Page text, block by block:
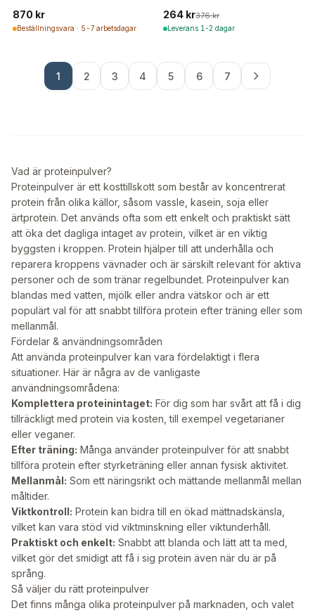
870 kr
Beställningsvara · 5-7 arbetsdagar
264 kr376 kr
Leverans 1-2 dagar
1 2 3 4 5 6 7
Vad är proteinpulver?
Proteinpulver är ett kosttillskott som består av koncentrerat
protein från olika källor, såsom vassle, kasein, soja eller
ärtprotein. Det används ofta som ett enkelt och praktiskt sätt
att öka det dagliga intaget av protein, vilket är en viktig
byggsten i kroppen. Protein hjälper till att underhålla och
reparera kroppens vävnader och är särskilt relevant för aktiva
personer och de som tränar regelbundet. Proteinpulver kan
blandas med vatten, mjölk eller andra vätskor och är ett
populärt val för att snabbt tillföra protein efter träning eller som
mellanmål.
Fördelar & användningsområden
Att använda proteinpulver kan vara fördelaktigt i flera
situationer. Här är några av de vanligaste
användningsområdena:
Komplettera proteinintaget: För dig som har svårt att få i dig
tillräckligt med protein via kosten, till exempel vegetarianer
eller veganer.
Efter träning: Många använder proteinpulver för att snabbt
tillföra protein efter styrketräning eller annan fysisk aktivitet.
Mellanmål: Som ett näringsrikt och mättande mellanmål mellan
måltider.
Viktkontroll: Protein kan bidra till en ökad mättnadskänsla,
vilket kan vara stöd vid viktminskning eller viktunderhåll.
Praktiskt och enkelt: Snabbt att blanda och lätt att ta med,
vilket gör det smidigt att få i sig protein även när du är på
språng.
Så väljer du rätt proteinpulver
Det finns många olika proteinpulver på marknaden, och valet